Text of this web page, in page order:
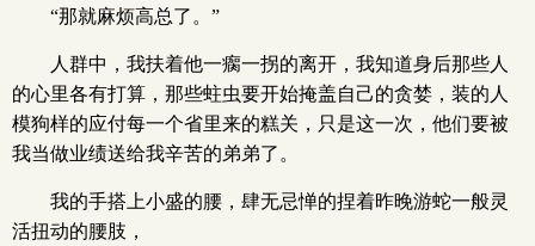
“那就麻烦高总了。”
人群中，我扶着他一瘸一拐的离开，我知道身后那些人
的心里各有打算，那些蛀虫要开始掩盖自己的贪婪，装的人
模狗样的应付每一个省里来的糕关，只是这一次，他们要被
我当做业绩送给我辛苦的弟弟了。
我的手搭上小盛的腰，肆无忌惮的捏着昨晚游蛇一般灵
活扭动的腰肢，